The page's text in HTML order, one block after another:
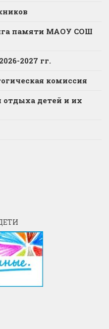
памяти МАОУ СОШ
2027 гг.
комиссия
отдыха детей и их